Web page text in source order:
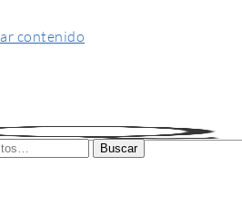
contenido
Buscar
Buscar